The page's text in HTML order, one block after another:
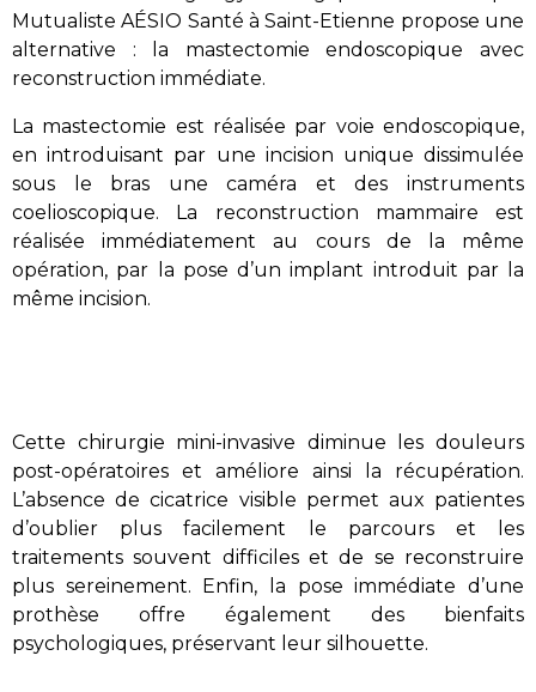
Mutualiste AÉSIO Santé à Saint-Etienne propose une
alternative : la mastectomie endoscopique avec
reconstruction immédiate.
La mastectomie est réalisée par voie endoscopique,
en introduisant par une incision unique dissimulée
sous le bras une caméra et des instruments
coelioscopique. La reconstruction mammaire est
réalisée immédiatement au cours de la même
opération, par la pose d’un implant introduit par la
même incision.
Cette chirurgie mini-invasive diminue les douleurs
post-opératoires et améliore ainsi la récupération.
L’absence de cicatrice visible permet aux patientes
d’oublier plus facilement le parcours et les
traitements souvent difficiles et de se reconstruire
plus sereinement. Enfin, la pose immédiate d’une
prothèse offre également des bienfaits
psychologiques, préservant leur silhouette.